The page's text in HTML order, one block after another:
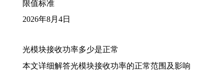
限值标准
2026年8月4日
光模块接收功率多少是正常
本文详细解答光模块接收功率的正常范围及影响